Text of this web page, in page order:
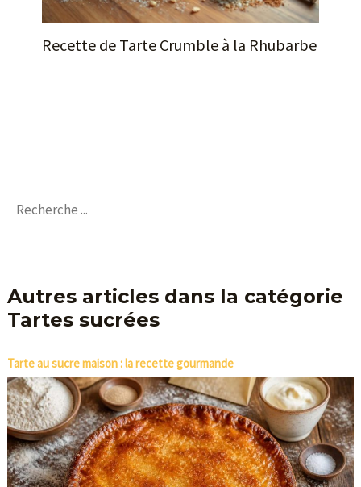
Recette de Tarte Crumble à la Rhubarbe
Autres articles dans la catégorie
Tartes sucrées
Tarte au sucre maison : la recette gourmande